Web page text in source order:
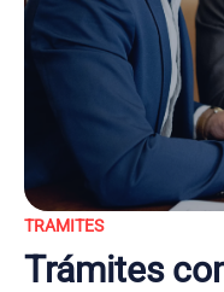
TRAMITES
Trámites